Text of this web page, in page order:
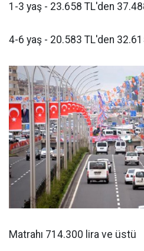
1-3 yaş - 23.658 TL'den
4-6 yaş - 20.583 TL'den
Matrahı 714.300 lira ve üstü